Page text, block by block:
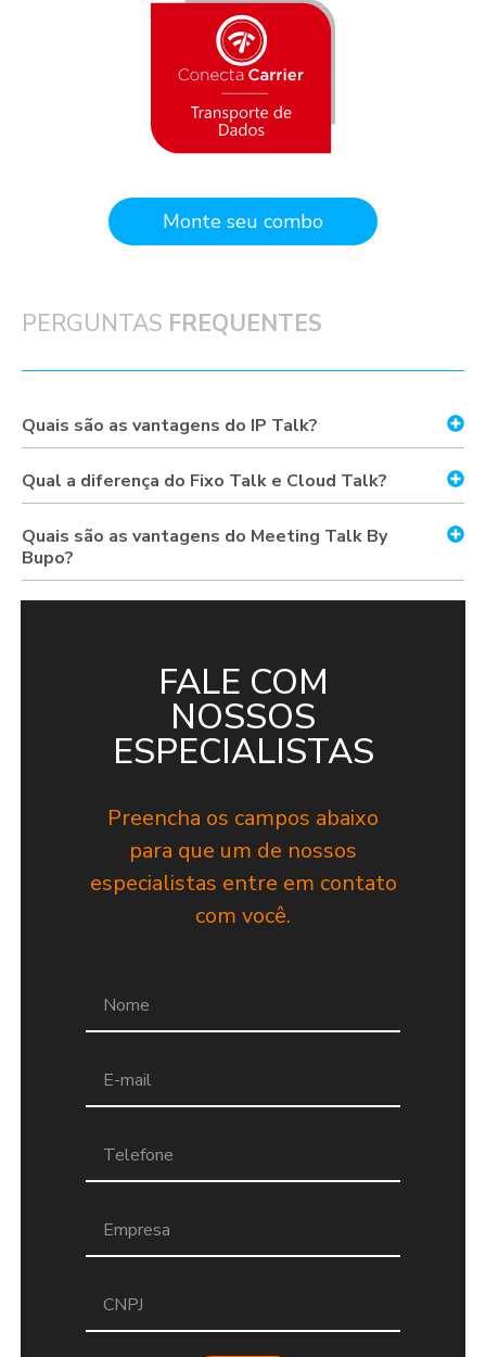
Monte seu combo
PERGUNTAS FREQUENTES
Quais são as vantagens do IP Talk?
Qual a diferença do Fixo Talk e Cloud Talk?
Quais são as vantagens do Meeting Talk By
Bupo?
FALE COM
NOSSOS
ESPECIALISTAS
Preencha os campos abaixo
para que um de nossos
especialistas entre em contato
com você.